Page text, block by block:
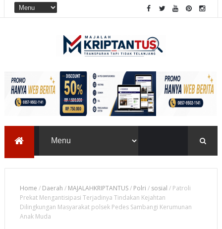
Home / Daerah / MAJALAHKRIPTANTUS/ Polri / sosial / Patroli
Prekat Mengantisipasi Terjadinya Tindakan Kejahtan
Dilingkungan Masyarakat polsek Pedes Sambangi Kerumunan
Anak Muda